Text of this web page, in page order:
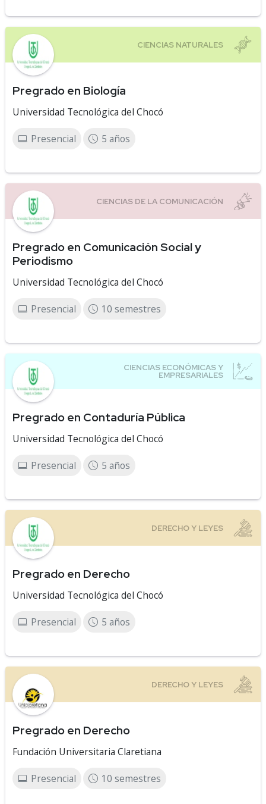
Pregrado en Biología
Universidad Tecnológica del Chocó
Presencial 5 años
Pregrado en Comunicación Social y
Periodismo
Universidad Tecnológica del Chocó
Presencial 10 semestres
Pregrado en Contaduría Pública
Universidad Tecnológica del Chocó
Presencial 5 años
Pregrado en Derecho
Universidad Tecnológica del Chocó
Presencial 5 años
Pregrado en Derecho
Fundación Universitaria Claretiana
Presencial 10 semestres